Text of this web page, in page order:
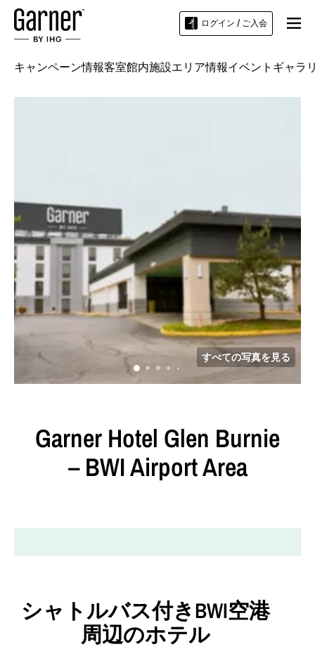
ログイン / ご入会
キャンペーン情報客室館内施設エリア情報イベント ギャラ
すべての写真を見る
Garner Hotel Glen Burnie
– BWI Airport Area
シャトルバス付きBWI空港
周辺のホテル